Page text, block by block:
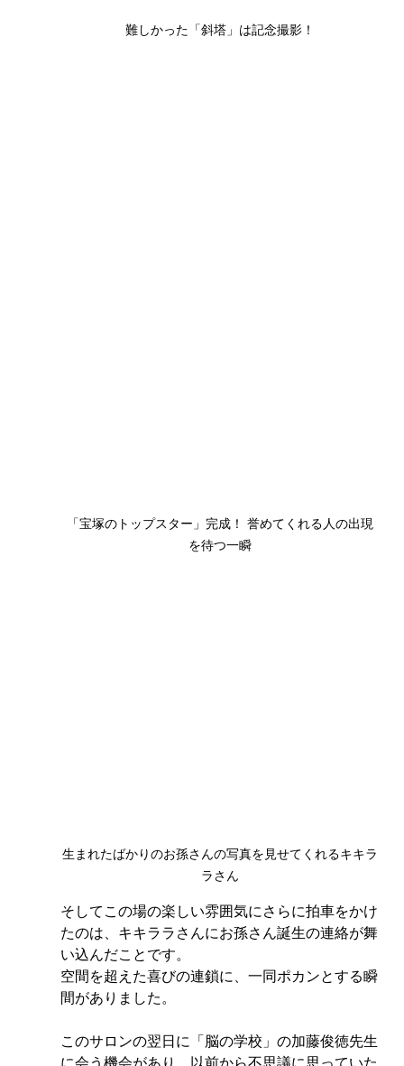
難しかった「斜塔」は記念撮影！
「宝塚のトップスター」完成！ 誉めてくれる人の出現
を待つ一瞬
生まれたばかりのお孫さんの写真を見せてくれるキキラ
ラさん
そしてこの場の楽しい雰囲気にさらに拍車をかけ
たのは、 キキララさんにお孫さん誕生の連絡が舞
い込んだことです。
空間を超えた喜びの連鎖に、一同ポカンとする瞬
間がありました。
このサロンの翌日に「脳の学校」の加藤俊徳先生
に会う機会があり、以前から不思議に思っていた